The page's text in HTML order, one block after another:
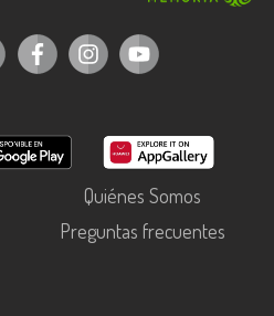
Quiénes Somos
Preguntas frecuentes